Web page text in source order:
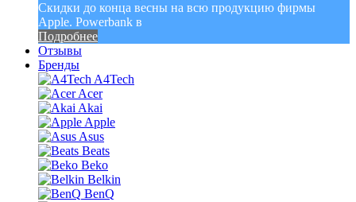
Скидки до конца весны на всю продукцию фирмы
Apple. Powerbank в
Подробнее
Отзывы
Бренды
A4Tech
Acer
Akai
Apple
Asus
Beats
Beko
Belkin
BenQ